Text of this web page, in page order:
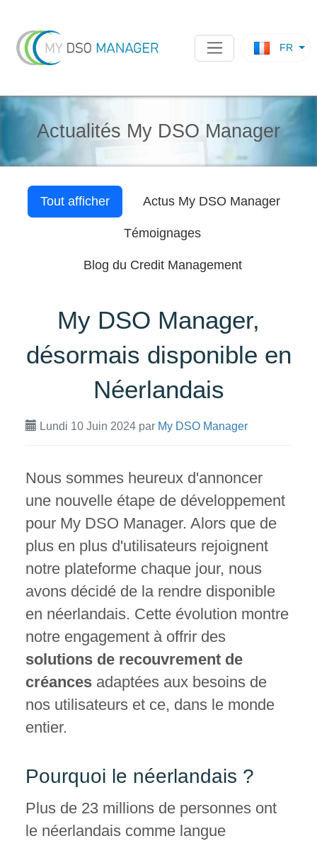
FR
Actualités My DSO Manager
Tout afficher Actus My DSO Manager
Témoignages
Blog du Credit Management
My DSO Manager,
désormais disponible en
Néerlandais
Lundi 10 Juin 2024par My DSO Manager
Nous sommes heureux d'annoncer
une nouvelle étape de développement
pour My DSO Manager. Alors que de
plus en plus d'utilisateurs rejoignent
notre plateforme chaque jour, nous
avons décidé de la rendre disponible
en néerlandais. Cette évolution montre
notre engagement à offrir des
solutions de recouvrement de
créancesadaptées aux besoins de
nos utilisateurs et ce, dans le monde
entier.
Pourquoi le néerlandais ?
Plus de 23 millions de personnes ont
le néerlandais comme langue